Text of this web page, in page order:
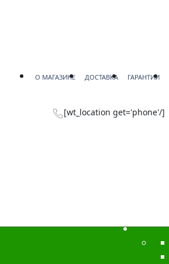
О МАГАЗИНЕ ДОСТАВКА ГАРАНТИИ
[wt_location get='phone'/]